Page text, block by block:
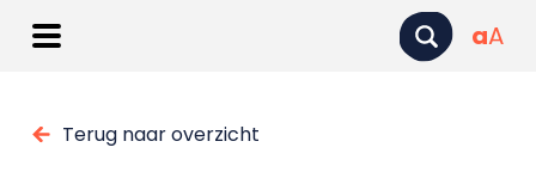
aA
Terug naar overzicht